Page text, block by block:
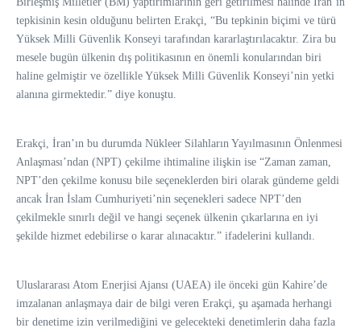
tepkisinin kesin olduğunu belirten Erakçi, “Bu tepkinin biçimi ve türü
Yüksek Milli Güvenlik Konseyi tarafından kararlaştırılacaktır. Zira bu
mesele bugün ülkenin dış politikasının en önemli konularından biri
haline gelmiştir ve özellikle Yüksek Milli Güvenlik Konseyi’nin yetki
alanına girmektedir.” diye konuştu.
Erakçi, İran’ın bu durumda Nükleer Silahların Yayılmasının Önlenmesi
Anlaşması’ndan (NPT) çekilme ihtimaline ilişkin ise “Zaman zaman,
NPT’den çekilme konusu bile seçeneklerden biri olarak gündeme geldi
ancak İran İslam Cumhuriyeti’nin seçenekleri sadece NPT’den
çekilmekle sınırlı değil ve hangi seçenek ülkenin çıkarlarına en iyi
şekilde hizmet edebilirse o karar alınacaktır.” ifadelerini kullandı.
Uluslararası Atom Enerjisi Ajansı (UAEA) ile önceki gün Kahire’de
imzalanan anlaşmaya dair de bilgi veren Erakçi, şu aşamada herhangi
bir denetime izin verilmediğini ve gelecekteki denetimlerin daha fazla